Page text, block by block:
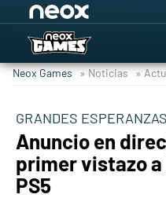
Neox Games » Noticias »
GRANDES ESPERANZAS
Anuncio en
primer vistazo
PS5